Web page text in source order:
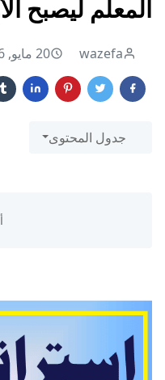
المعلم ليصبح
wazefa 20 مايو, 2026
جدول المحتوى